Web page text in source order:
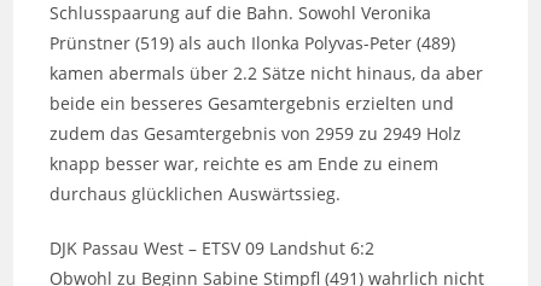
Schlusspaarung auf die Bahn. Sowohl Veronika
Prünstner (519) als auch Ilonka Polyvas-Peter (489)
kamen abermals über 2.2 Sätze nicht hinaus, da aber
beide ein besseres Gesamtergebnis erzielten und
zudem das Gesamtergebnis von 2959 zu 2949 Holz
knapp besser war, reichte es am Ende zu einem
durchaus glücklichen Auswärtssieg.
DJK Passau West – ETSV 09 Landshut 6:2
Obwohl zu Beginn Sabine Stimpfl (491) wahrlich nicht